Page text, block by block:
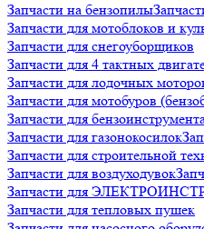
Запчасти на бензопилы
Запчасти для мотоблоков и
Запчасти для снегоуборщиков
Запчасти для 4 тактных
Запчасти для лодочных
Запчасти для мотобуров
Запчасти для
Запчасти для газонокосилок
Запчасти для строительной
Запчасти для воздуходувок
Запчасти для
Запчасти для тепловых пушек